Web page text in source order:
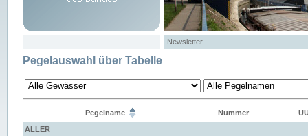
Newsletter
Pegelauswahl über Tabelle
Pegelname Nummer
ALLER